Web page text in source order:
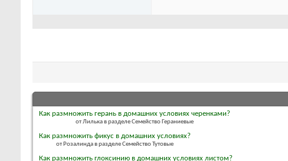
Как размножить герань в домашних условиях черенками?
от Лилька в разделе Семейство Гераниевые
Как размножить фикус в домашних условиях?
от Розалинда в разделе Семейство Тутовые
Как размножить глоксинию в домашних условиях листом?